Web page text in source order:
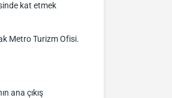
kat etmek
Metro Turizm Ofisi.
ana çıkış